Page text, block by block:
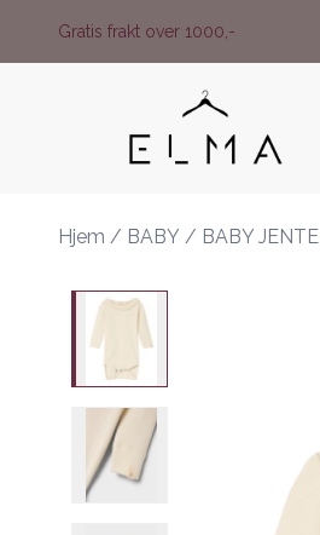
Gratis frakt over 1000,-
Hjem / BABY / BABY JENTE